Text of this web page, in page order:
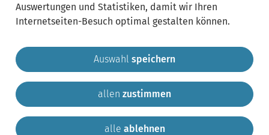
Gemeinde Krailling Impressum
Sitemap
Kontakt
Auswertungen und Statistiken, damit wir Ihren
Internetseiten-Besuch optimal gestalten können.
Auswahl speichern
allen zustimmen
alle ablehnen